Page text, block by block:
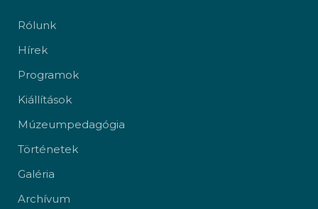
Rólunk
Hírek
Programok
Kiállítások
Múzeumpedagógia
Történetek
Galéria
Archívum